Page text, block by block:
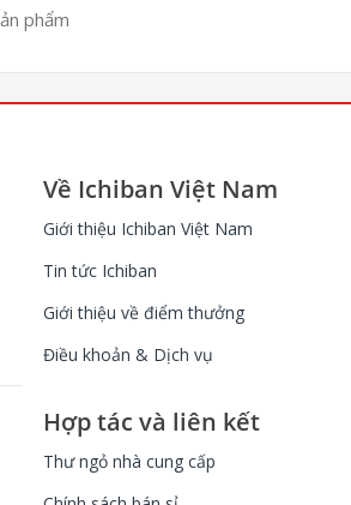
phẩm
Về Ichiban Việt Nam
Giới thiệu Ichiban Việt Nam
Tin tức Ichiban
Giới thiệu về điểm thưởng
Điều khoản & Dịch vụ
Hợp tác và liên kết
Thư ngỏ nhà cung cấp